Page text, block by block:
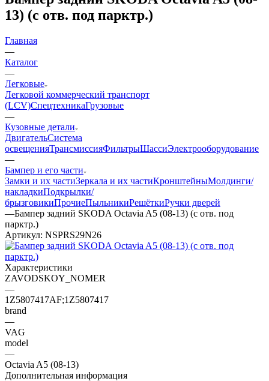
13) (с отв. под парктр.)
Главная
—
Каталог
—
Легковые
Легковой коммерческий транспорт
(LCV)СпецтехникаГрузовые
—
Кузовные детали
ДвигательСистема
освещенияТрансмиссияФильтрыШассиЭлектрооборудование
—
Бампер и его части
Замки и их частиЗеркала и их частиКронштейныМолдинги/
накладкиПодкрылки/
брызговикиПрочиеПыльникиРешёткиРучки дверей
—Бампер задний SKODA Octavia A5 (08-13) (с отв. под
парктр.)
Артикул: NSPRS29N26
Характеристики
ZAVODSKOY_NOMER
—
1Z5807417AF;1Z5807417
brand
—
VAG
model
—
Octavia A5 (08-13)
Дополнительная информация